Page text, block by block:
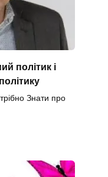
політик і
Знати про